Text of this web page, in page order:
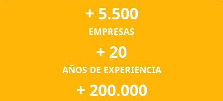
+ 5.500
EMPRESAS
+ 20
AÑOS DE EXPERIENCIA
+ 200.000